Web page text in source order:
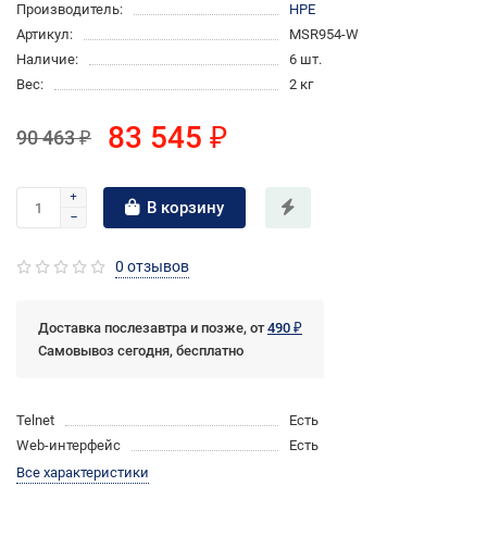
Производитель:
HPE
Артикул:
MSR954-W
Наличие:
6 шт.
Вес:
2 кг
90 463 ₽ 83 545 ₽
В корзину
0 отзывов
Доставка послезавтра и позже, от490 ₽
Самовывоз сегодня, бесплатно
Telnet
Есть
Web-интерфейс
Есть
Все характеристики